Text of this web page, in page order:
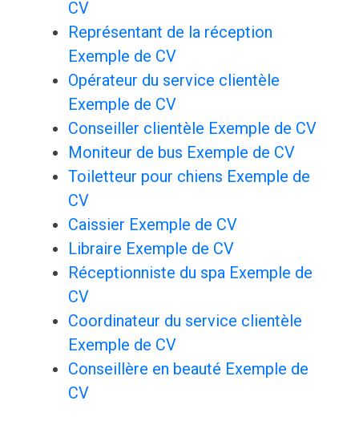
CV
Représentant de la réception
Exemple de CV
Opérateur du service clientèle
Exemple de CV
Conseiller clientèle Exemple de CV
Moniteur de bus Exemple de CV
Toiletteur pour chiens Exemple de
CV
Caissier Exemple de CV
Libraire Exemple de CV
Réceptionniste du spa Exemple de
CV
Coordinateur du service clientèle
Exemple de CV
Conseillère en beauté Exemple de
CV